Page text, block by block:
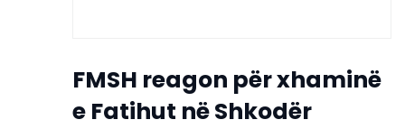
FMSH reagon për xhaminë
e Fatihut në Shkodër